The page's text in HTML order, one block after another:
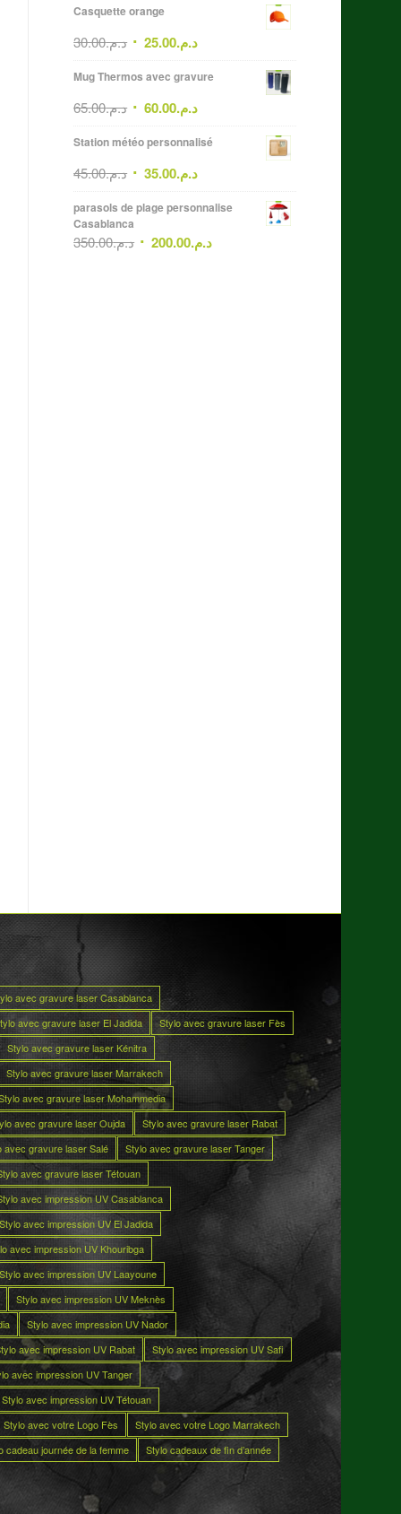
Casquette orange
د.م.30.00 د.م.25.00
Mug Thermos avec gravure
د.م.65.00 د.م.60.00
Station météo personnalisé
د.م.45.00 د.م.35.00
parasols de plage personnalise
Casablanca
د.م.350.00 د.م.200.00
avec gravure laser Casablanca
avec gravure laser El Jadida
Stylo avec gravure laser Fès
Stylo avec gravure laser Kénitra
Stylo avec gravure laser Marrakech
avec gravure laser Mohammedia
avec gravure laser Oujda
Stylo avec gravure laser Rabat
avec gravure laser Salé
Stylo avec gravure laser Tanger
avec gravure laser Tétouan
avec impression UV Casablanca
Stylo avec impression UV El Jadida
avec impression UV Khouribga
Stylo avec impression UV Laayoune
Stylo avec impression UV Meknès
Stylo avec impression UV Nador
avec impression UV Rabat
Stylo avec impression UV Safi
avec impression UV Tanger
Stylo avec impression UV Tétouan
Stylo avec votre Logo Fès
Stylo avec votre Logo Marrakech
cadeau journée de la femme
Stylo cadeaux de fin d’année